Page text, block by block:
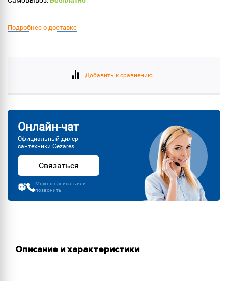
Подробнее о доставке
Добавить к сравнению
Онлайн-чат
Официальный дилер
сантехники Cezares
Связаться
Можно написать или
позвонить
Описание и характеристики